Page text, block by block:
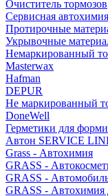
Очиститель тормозов
Сервисная автохимия
Протирочные
Укрывочные
Немаркированный
Masterwax
Hafman
DEPUR
Не маркированный
DoneWell
Герметики для
Автон SERVICE
Grass - Автохимия
GRASS -
GRASS -
GRASS - Автохимия